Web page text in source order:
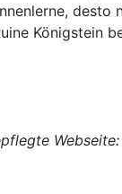
Königstein